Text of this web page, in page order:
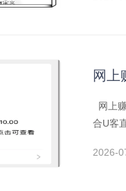
网上
网上
合U客
2026-